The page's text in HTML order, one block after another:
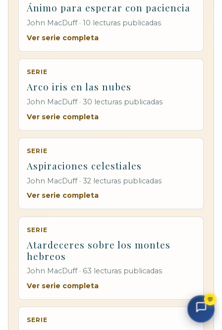
Ánimo para esperar con paciencia
John MacDuff · 10 lecturas publicadas
Ver serie completa
SERIE
Arco iris en las nubes
John MacDuff · 30 lecturas publicadas
Ver serie completa
SERIE
Aspiraciones celestiales
John MacDuff · 32 lecturas publicadas
Ver serie completa
SERIE
Atardeceres sobre los montes
hebreos
John MacDuff · 63 lecturas publicadas
Ver serie completa
SERIE
💬